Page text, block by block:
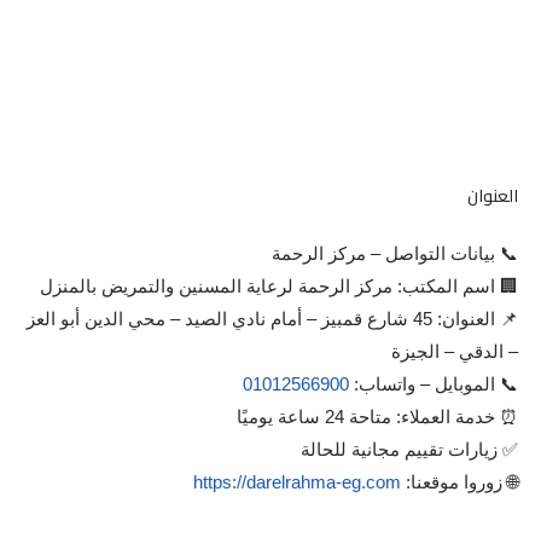
العنوان
📞 بيانات التواصل – مركز الرحمة
🏢 اسم المكتب: مركز الرحمة لرعاية المسنين والتمريض بالمنزل
📌 العنوان: 45 شارع قمبيز – أمام نادي الصيد – محي الدين أبو العز
– الدقي – الجيزة
📞 الموبايل – واتساب: 01012566900
⏰ خدمة العملاء: متاحة 24 ساعة يوميًا
✅ زيارات تقييم مجانية للحالة
🌐 زوروا موقعنا: https://darelrahma-eg.com